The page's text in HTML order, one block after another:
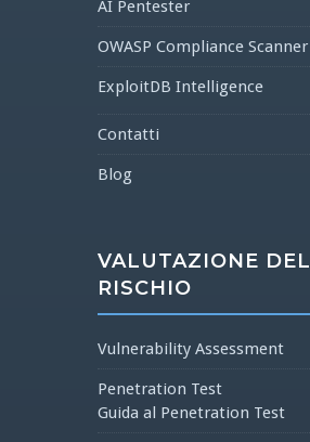
AI Pentester
OWASP Compliance Scanner
ExploitDB Intelligence
Contatti
Blog
VALUTAZIONE DEL
RISCHIO
Vulnerability Assessment
Penetration Test
Guida al Penetration Test